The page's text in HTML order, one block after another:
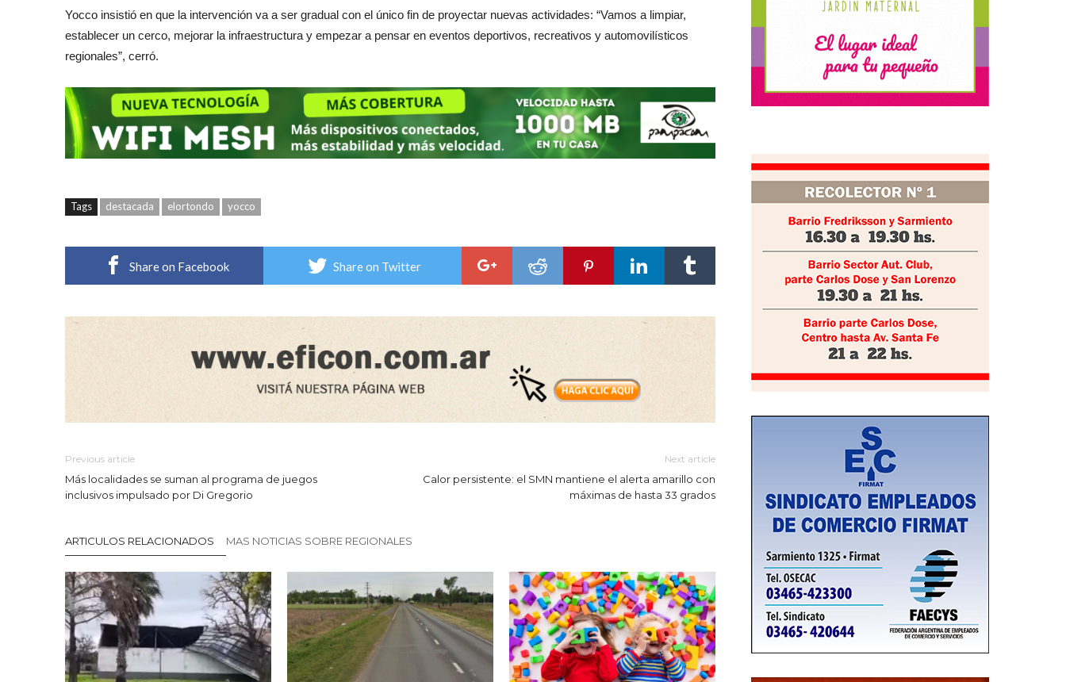
Yocco insistió en que la intervención va a ser gradual con el único fin de proyectar nuevas actividades: “Vamos a limpiar,
establecer un cerco, mejorar la infraestructura y empezar a pensar en eventos deportivos, recreativos y automovilísticos
regionales”, cerró.
Tags destacada elortondo yocco
Share on Facebook Share on Twitter
Previous article
Más localidades se suman al programa de juegos
inclusivos impulsado por Di Gregorio
Next article
Calor persistente: el SMN mantiene el alerta amarillo con
máximas de hasta 33 grados
ARTICULOS RELACIONADOS MAS NOTICIAS SOBRE REGIONALES